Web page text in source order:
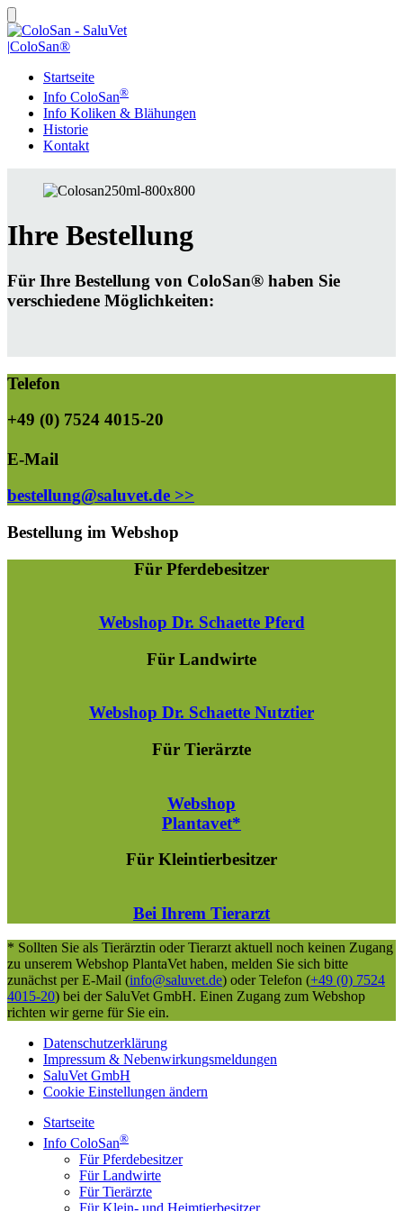
|ColoSan®
Startseite
Info ColoSan®
Info Koliken & Blähungen
Historie
Kontakt
Ihre Bestellung
Für Ihre Bestellung von ColoSan® haben Sie
verschiedene Möglichkeiten:
Telefon
+49 (0) 7524 4015-20
E-Mail
bestellung@saluvet.de >>
Bestellung im Webshop
Für Pferdebesitzer
Webshop Dr. Schaette Pferd
Für Landwirte
Webshop Dr. Schaette Nutztier
Für Tierärzte
Webshop
Plantavet*
Für Kleintierbesitzer
Bei Ihrem Tierarzt
* Sollten Sie als Tierärztin oder Tierarzt aktuell noch keinen Zugang
zu unserem Webshop PlantaVet haben, melden Sie sich bitte
zunächst per E-Mail (info@saluvet.de) oder Telefon (+49 (0) 7524
4015-20) bei der SaluVet GmbH. Einen Zugang zum Webshop
richten wir gerne für Sie ein.
Datenschutzerklärung
Impressum & Nebenwirkungsmeldungen
SaluVet GmbH
Cookie Einstellungen ändern
Startseite
Info ColoSan®
Für Pferdebesitzer
Für Landwirte
Für Tierärzte
Für Klein- und Heimtierbesitzer